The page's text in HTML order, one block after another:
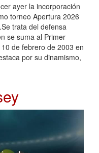
ayer la incorporación
torneo Apertura 2026
trata del defensa
se suma al Primer
de febrero de 2003 en
por su dinamismo,